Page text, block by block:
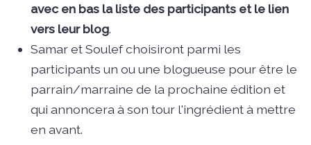
avec en bas la liste des participants et le lien
vers leur blog.
Samar et Soulef choisiront parmi les
participants un ou une blogueuse pour être le
parrain/marraine de la prochaine édition et
qui annoncera à son tour l'ingrédient à mettre
en avant.